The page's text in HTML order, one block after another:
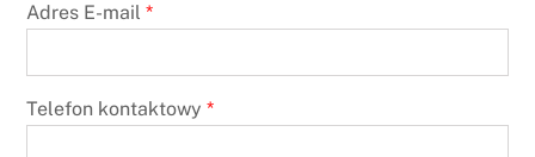
Adres E-mail*
Telefon kontaktowy*